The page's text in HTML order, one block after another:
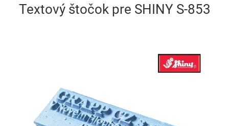
Textový štočok pre SHINY S-853